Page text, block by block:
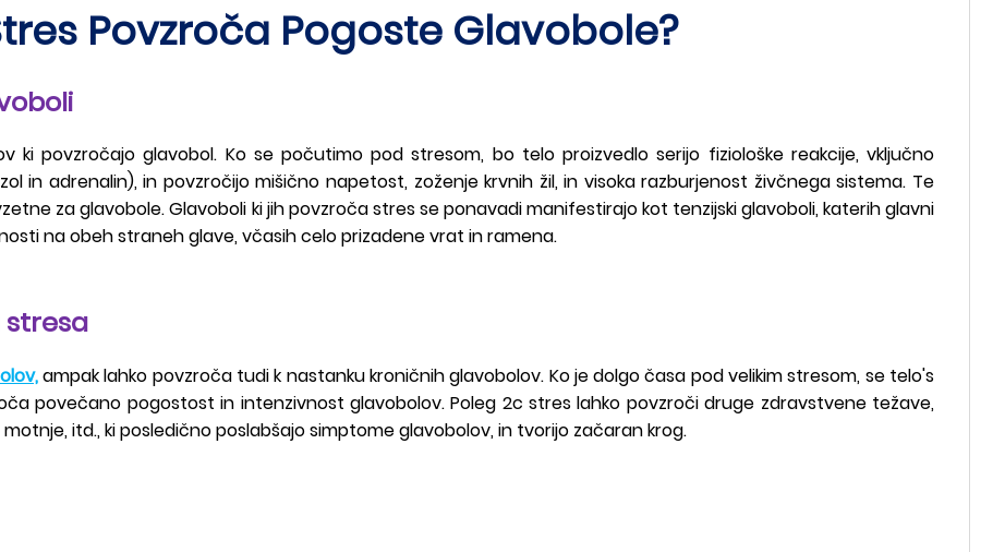
Povzroča Pogoste Glavobole?
ki povzročajo glavobol. Ko se počutimo pod stresom, bo telo proizvedlo serijo fiziološke reakcije, vključno
in adrenalin), in povzročijo mišično napetost, zoženje krvnih žil, in visoka razburjenost živčnega sistema. Te
za glavobole. Glavoboli ki jih povzroča stres se ponavadi manifestirajo kot tenzijski glavoboli, katerih glavni
na obeh straneh glave, včasih celo prizadene vrat in ramena.
stresa
ampak lahko povzroča tudi k nastanku kroničnih glavobolov. Ko je dolgo časa pod velikim stresom, se telo's
povečano pogostost in intenzivnost glavobolov. Poleg 2c stres lahko povzroči druge zdravstvene težave,
itd., ki posledično poslabšajo simptome glavobolov, in tvorijo začaran krog.